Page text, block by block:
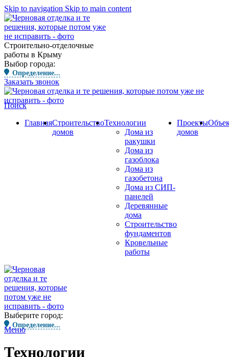
Skip to navigation Skip to main content
Строительно-отделочные
работы в Крыму
Выбор города:
Определение...
Заказать звонок
Поиск
ГлавнаяСтроительство
домов
Технологии
Дома из
ракушки
Дома из
газоблока
Дома из
газобетона
Дома из СИП-
панелей
Деревянные
дома
Строительство
фундаментов
Кровельные
работы
Проекты
домов
Выберите город:
Определение...
Меню
Технологии